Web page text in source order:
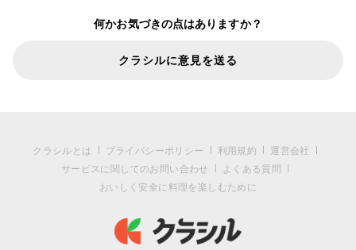
何かお気づきの点はありますか？
クラシルに意見を送る
クラシルとは プライバシーポリシー 利用規約
運営会社
サービスに関してのお問い合わせ
よくある質問
おいしく安全に料理を楽しむために